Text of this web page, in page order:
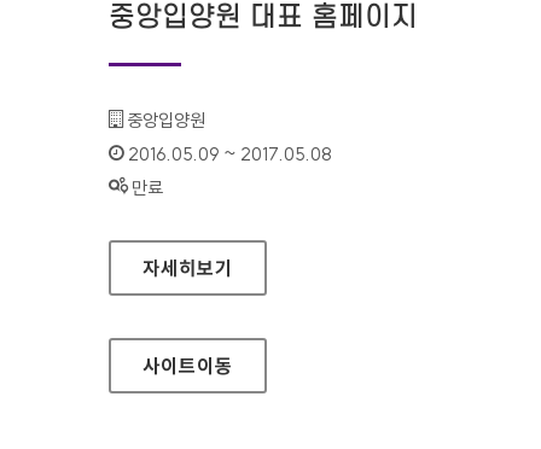
중앙입양원 대표 홈페이지
기관명 :
중앙입양원
인증기간 :
2016.05.09 ~ 2017.05.08
상태 :
만료
중앙입양원 대표 홈페이지
자세히보기
사이트이동